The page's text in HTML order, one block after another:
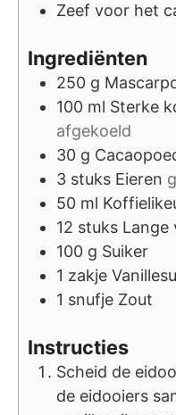
Zeef voor het
Ingrediënten
250 g
100 ml Sterke
afgekoeld
30 g
3 stuks Eieren
50 ml
12 stuks Lange
100 g Suiker
1 zakje
1 snufje Zout
Instructies
Scheid de
de eidooiers